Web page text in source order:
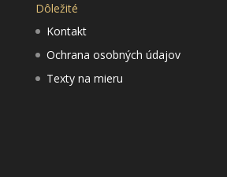
Dôležité
Kontakt
Ochrana osobných údajov
Texty na mieru